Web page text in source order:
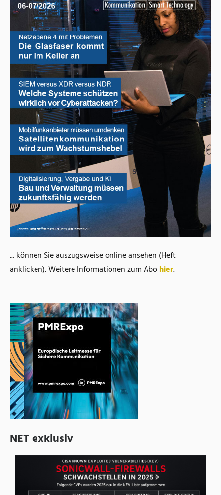
... können Sie auszugsweise online ansehen (Heft
anklicken). Weitere Informationen zum Abohier.
NET exklusiv